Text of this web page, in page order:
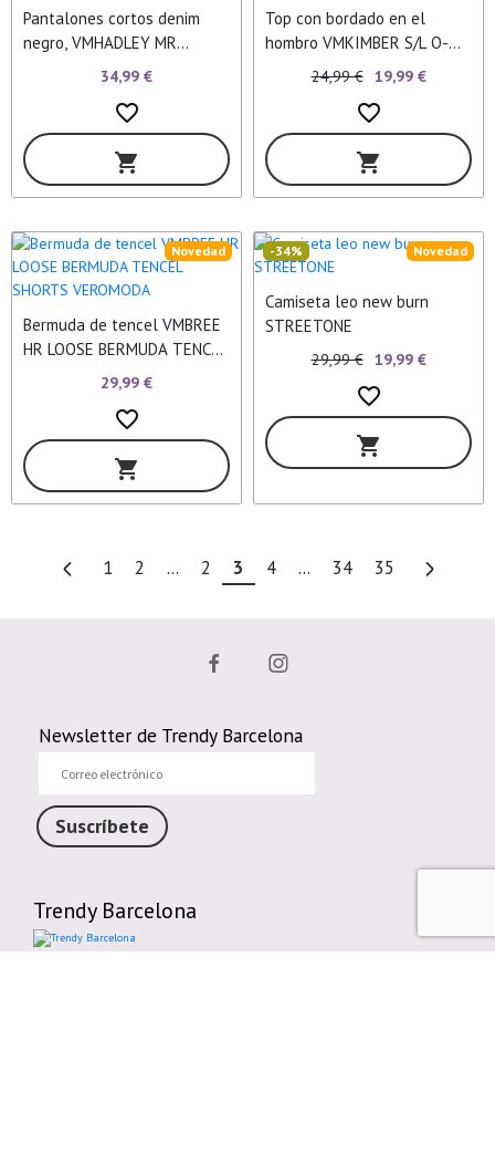
Pantalones cortos denim
negro, VMHADLEY MR
BERMUDA DENIM VEROMODA
34,99 €
favorite_border
shopping_cart
Top con bordado en el
hombro VMKIMBER S/L O-
NECK TOP VEROMODA
24,99 € 19,99 €
favorite_border
shopping_cart
Bermuda de tencel VMBREE
HR LOOSE BERMUDA TENCEL
SHORTS VEROMODA
Novedad
29,99 €
favorite_border
shopping_cart
Camiseta leo new burn
STREETONE
Novedad
-34%
29,99 € 19,99 €
favorite_border
shopping_cart
1 2 ... 2 3 4 ... 34 35
Newsletter de Trendy Barcelona
electrónico
Suscríbete
Trendy Barcelona